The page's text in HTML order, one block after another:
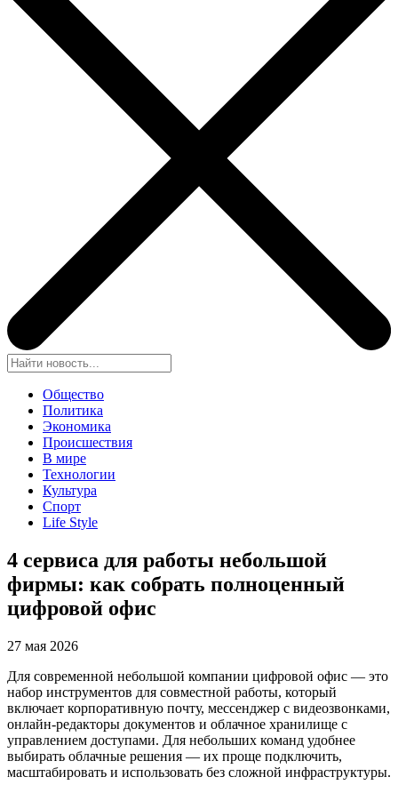
Общество
Политика
Экономика
Происшествия
В мире
Технологии
Культура
Спорт
Life Style
4 сервиса для работы небольшой
фирмы: как собрать полноценный
цифровой офис
27 мая 2026
Для современной небольшой компании цифровой офис — это
набор инструментов для совместной работы, который
включает корпоративную почту, мессенджер с видеозвонками,
онлайн-редакторы документов и облачное хранилище с
управлением доступами. Для небольших команд удобнее
выбирать облачные решения — их проще подключить,
масштабировать и использовать без сложной инфраструктуры.